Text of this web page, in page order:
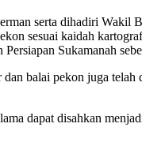
serta dihadiri
sesuai kaidah
Sukamanah
balai pekon juga
dapat disahkan